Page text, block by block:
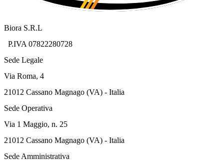
Biora S.R.L
P.IVA 07822280728
Sede Legale
Via Roma, 4
21012 Cassano Magnago (VA) - Italia
Sede Operativa
Via 1 Maggio, n. 25
21012 Cassano Magnago (VA) - Italia
Sede Amministrativa